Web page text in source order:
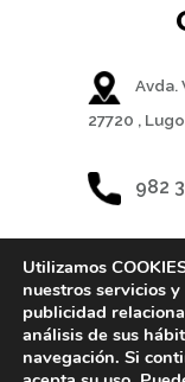
Avda.
27720 , Lugo
982
Utilizamos
nuestros servicios
publicidad
análisis de sus
navegación. Si